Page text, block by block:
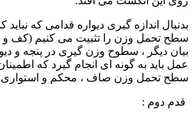
بدنبال اندازه گیری دیواره قدامی که نباید
سطح تحمل وزن را تثبیت می کنیم (کف و
بیان دیگر ، سطوح وزن گیری در پنجه و
عمل باید به گونه ای انجام گیرد که
سطح تحمل وزن صاف ، محکم و
قدم دوم :